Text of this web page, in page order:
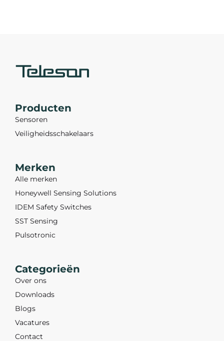
Producten
Sensoren
Veiligheidsschakelaars
Merken
Alle merken
Honeywell Sensing Solutions
IDEM Safety Switches
SST Sensing
Pulsotronic
Categorieën
Over ons
Downloads
Blogs
Vacatures
Contact